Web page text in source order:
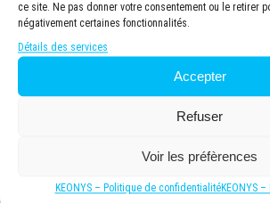
ce site. Ne pas donner votre consentement ou le retirer
négativement certaines fonctionnalités.
Détails des services
Accepter
Refuser
Voir les préfèrences
KEONYS – Politique de confidentialitéKEONYS
Modalités pédagogiques
Salle de formation moderne et
de 8 postes de travail
débit. Vidéo projecteur haute
Tableau blanc pour des sessions